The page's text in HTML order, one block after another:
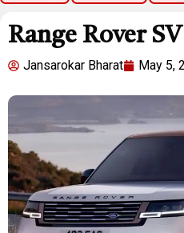
Range Rover
Jansarokar Bharat May 5,